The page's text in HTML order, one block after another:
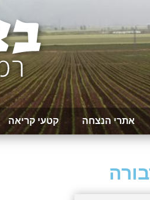
אתרי הנצחה קטעי קריאה